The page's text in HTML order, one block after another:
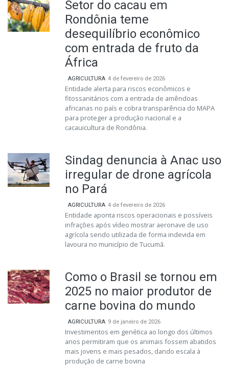
Setor do cacau em
Rondônia teme
desequilíbrio econômico
com entrada de fruto da
África
AGRICULTURA 4 de fevereiro de 2026
Entidade alerta para riscos econômicos e
fitossanitários com a entrada de amêndoas
africanas no país e cobra transparência do MAPA
para proteger a produção nacional e a
cacauicultura de Rondônia.
Sindag denuncia à Anac uso
irregular de drone agrícola
no Pará
AGRICULTURA 4 de fevereiro de 2026
Entidade aponta riscos operacionais e possíveis
infrações após vídeo mostrar aeronave de uso
agrícola sendo utilizada de forma indevida em
lavoura no município de Tucumã.
Como o Brasil se tornou em
2025 no maior produtor de
carne bovina do mundo
AGRICULTURA 9 de janeiro de 2026
Investimentos em genética ao longo dos últimos
anos permitiram que os animais fossem abatidos
mais jovens e mais pesados, dando escala à
produção de carne bovina